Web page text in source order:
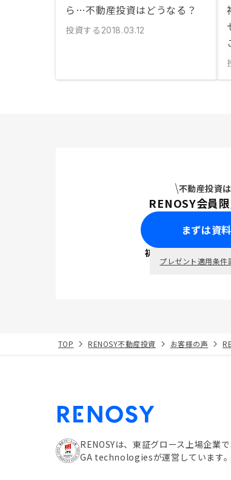
ら…不動産投資はどうなる？
投資する 2018.03.12
不動産投資
RENOSY会員
まずは資
初回面談で
プレゼント適用条件
TOP RENOSY不動産投資 お客様の声
RENOSYは、東証グロース上場企業
GA technologiesが運営しています。